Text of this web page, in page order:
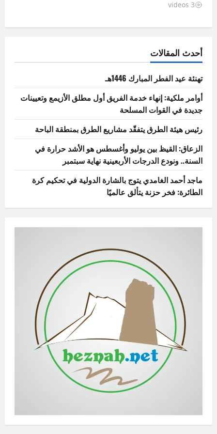
3 videos
أحدث المقالات
تهنئة عيد الفطر المبارك 1446هـ
أوامر ملكية: إنهاء خدمة الفريق أول مطلق الأزيمع وتعيينات
جديدة في القوات المسلحة
رئيس هيئة الطرق يتفقّد مشاريع الطرق بمنطقة الباحة
الزعاق: القيظ بين يوليو وأغسطس هو الأشد حرارة في
السنة.. ونودع الدرجات الأربعينية نهاية سبتمبر
ماجد أحمد الغامدي يتوج بالشارة الدولية في تحكيم كرة
الطائرة: فخر حزنة يتألق عالميًا